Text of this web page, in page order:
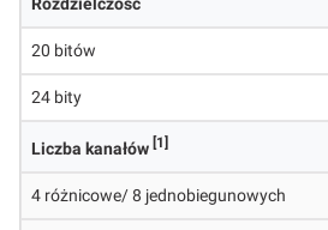
20 bitów
24 bity
Liczba kanałów [1]
4 różnicowe/ 8 jednobiegunowych